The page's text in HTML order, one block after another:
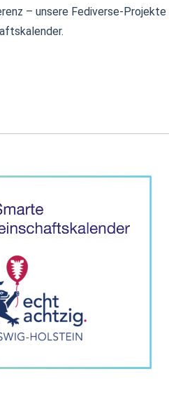
– unsere Fediverse-Projekte